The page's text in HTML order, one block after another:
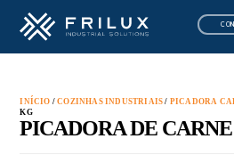
INÍCIO /COZINHAS INDUSTRIAIS / PICADORA
KG
PICADORA DE